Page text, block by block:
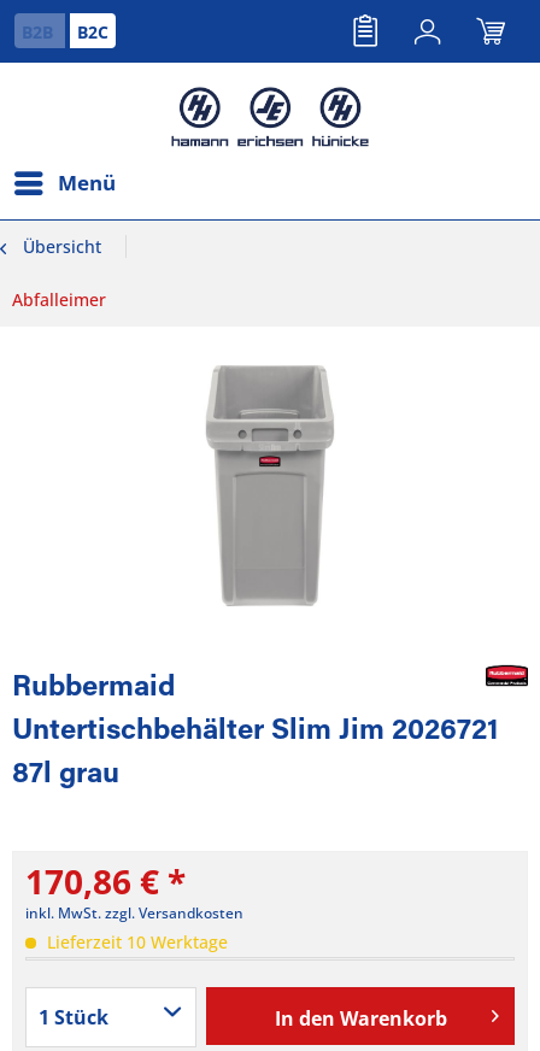
B2B B2C
Menü
Übersicht
Abfalleimer
Rubbermaid
Untertischbehälter Slim Jim 2026721
87l grau
170,86 € *
inkl. MwSt.zzgl. Versandkosten
Lieferzeit 10 Werktage
In den Warenkorb